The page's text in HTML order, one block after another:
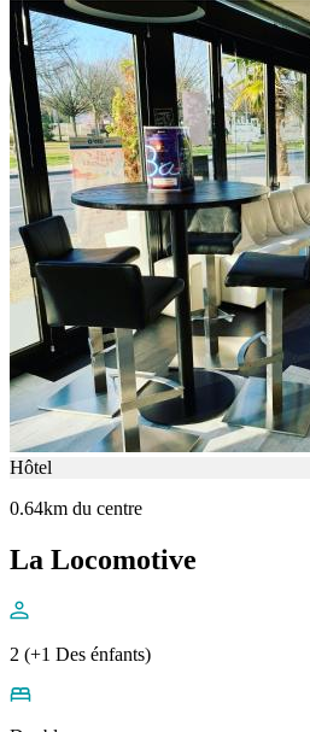
Hôtel
0.64km du centre
La Locomotive
2 (+1 Des énfants)